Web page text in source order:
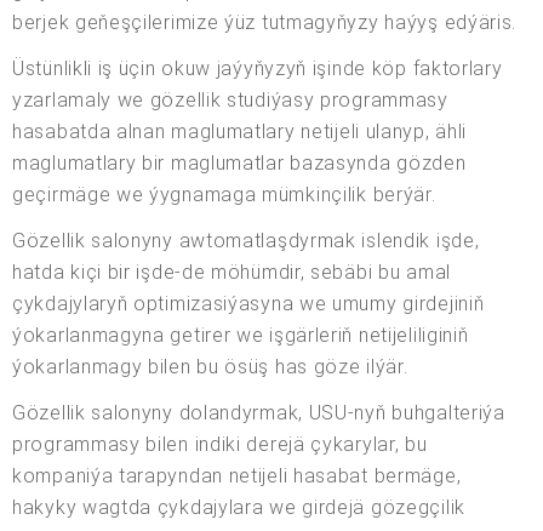
berjek geňeşçilerimize ýüz tutmagyňyzy haýyş edýäris.
Üstünlikli iş üçin okuw jaýyňyzyň işinde köp faktorlary
yzarlamaly we gözellik studiýasy programmasy
hasabatda alnan maglumatlary netijeli ulanyp, ähli
maglumatlary bir maglumatlar bazasynda gözden
geçirmäge we ýygnamaga mümkinçilik berýär.
Gözellik salonyny awtomatlaşdyrmak islendik işde,
hatda kiçi bir işde-de möhümdir, sebäbi bu amal
çykdajylaryň optimizasiýasyna we umumy girdejiniň
ýokarlanmagyna getirer we işgärleriň netijeliliginiň
ýokarlanmagy bilen bu ösüş has göze ilýär.
Gözellik salonyny dolandyrmak, USU-nyň buhgalteriýa
programmasy bilen indiki derejä çykarylar, bu
kompaniýa tarapyndan netijeli hasabat bermäge,
hakyky wagtda çykdajylara we girdejä gözegçilik